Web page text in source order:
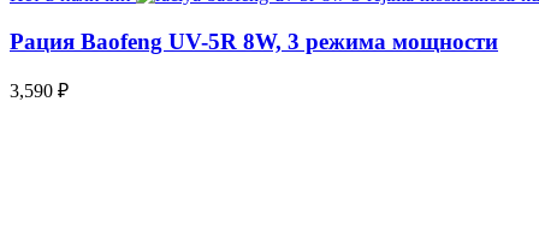
Рация Baofeng UV-5R 8W, 3 режима мощности
3,590 ₽